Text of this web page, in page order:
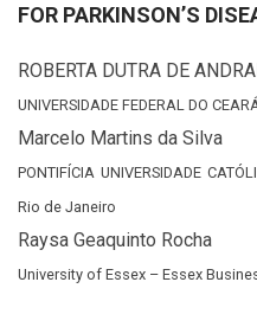
FOR PARKINSON’S
ROBERTA DUTRA DE
UNIVERSIDADE FEDERAL DO
Marcelo Martins da Silva
PONTIFÍCIA UNIVERSIDADE
Rio de Janeiro
Raysa Geaquinto Rocha
University of Essex – Essex